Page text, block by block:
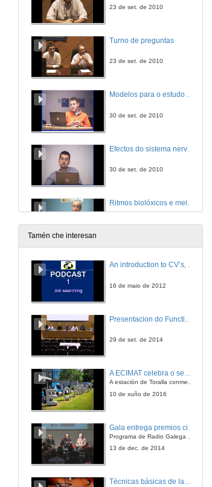
23 de set. de 2010
Turno de preguntas
23 de set. de 2010
Modelos para o estudo da regulación do balance enerxético
30 de set. de 2010
30 de set. de 2010
Ritmos biolóxicos e melatonina (Parte 1)
1 de out. de 2010
7 de out. de 2010
7 de out. de 2010
Tamén che interesan
An introduction to CV’s, letters, and job searching
16 de maio de 2012
29 de set. de 2014
A ECIMAT celebra o seu décimo aniversario
A estación de Toralla conmemora a efeméride asinando un convenio coa Universidad del País Vasco
10 de xuño de 2016
Programa de Radio Galega "Efervescencia"
13 de dec. de 2014
Técnicas básicas de laboratorio aplicadas á bioloxía